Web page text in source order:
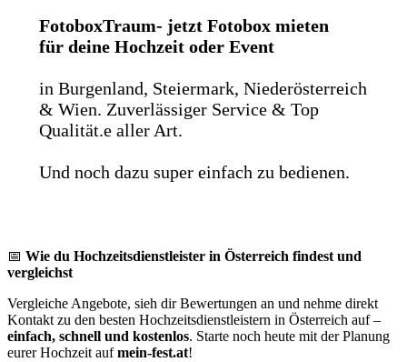
FotoboxTraum- jetzt Fotobox mieten
für deine Hochzeit oder Event
in Burgenland, Steiermark, Niederösterreich
& Wien. Zuverlässiger Service & Top
Qualität.e aller Art.
Und noch dazu super einfach zu bedienen.
📅 Wie du Hochzeitsdienstleister in Österreich findest und
vergleichst
Vergleiche Angebote, sieh dir Bewertungen an und nehme direkt
Kontakt zu den besten Hochzeitsdienstleistern in Österreich auf –
einfach, schnell und kostenlos. Starte noch heute mit der Planung
eurer Hochzeit aufmein-fest.at!